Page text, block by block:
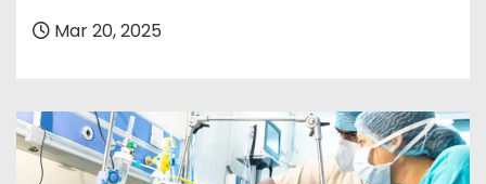
Mar 20, 2025